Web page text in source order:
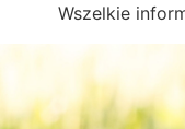
Wszelkie